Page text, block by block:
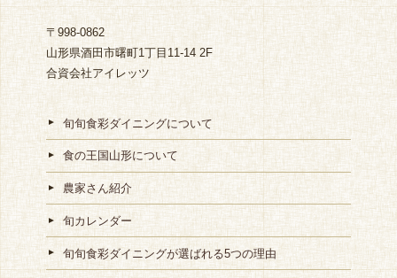
〒998-0862
山形県酒田市曙町1丁目11-14 2F
合資会社アイレッツ
旬旬食彩ダイニングについて
食の王国山形について
農家さん紹介
旬カレンダー
旬旬食彩ダイニングが選ばれる5つの理由